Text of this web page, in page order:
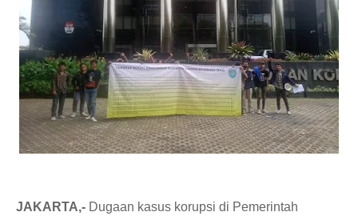
JAKARTA,- Dugaan kasus korupsi di Pemerintah